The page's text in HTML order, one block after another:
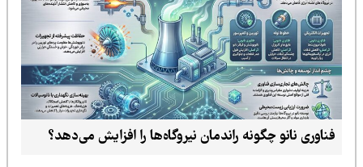
فناوری نانو چگونه راندمان نیروگاه‌ها را افزایش می‌دهد؟